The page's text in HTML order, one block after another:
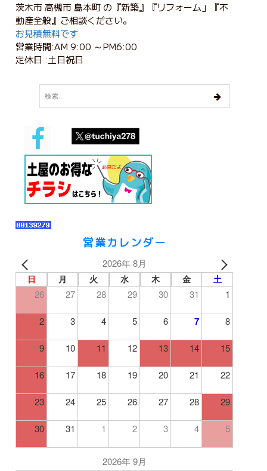
茨木市 高槻市 島本町 の『新築』『リフォーム」『不
動産全般』ご相談ください。
お見積無料です
営業時間:AM 9:00 ～PM6:00
定休日 :土日祝日
営業カレンダー
2026年 8月
日 月 火 水 木 金 土
26 27 28 29 30 31 1
2 3 4 5 6 7 8
9 10 11 12 13 14 15
16 17 18 19 20 21 22
23 24 25 26 27 28 29
30 31 1 2 3 4 5
2026年 9月